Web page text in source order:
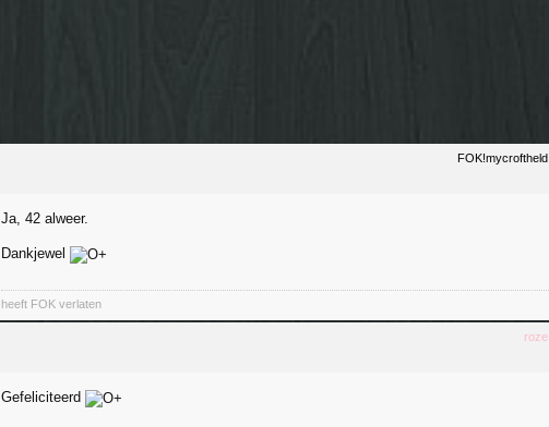
FOK!mycroftheld
Ja, 42 alweer.
Dankjewel
heeft FOK verlaten
roze
Gefeliciteerd